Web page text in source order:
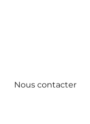
Nous contacter